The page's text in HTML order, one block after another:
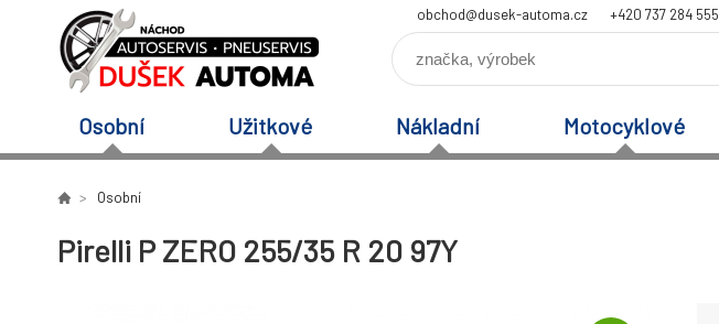
obchod@dusek-automa.cz +420 737 284 555
Osobní Užitkové Nákladní Motocyklové
Osobní
Pirelli P ZERO 255/35 R 20 97Y